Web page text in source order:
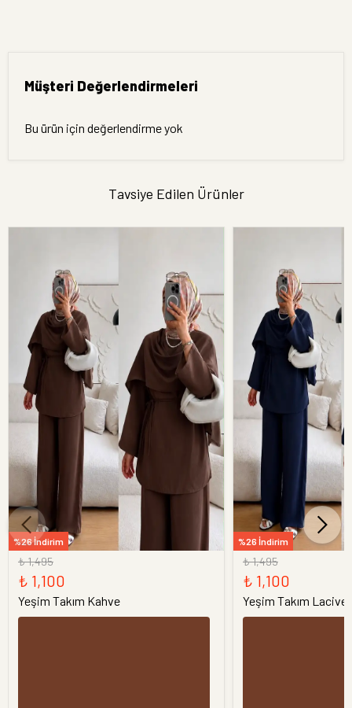
Müşteri Değerlendirmeleri
Bu ürün için değerlendirme yok
Tavsiye Edilen Ürünler
%26 İndirim
₺ 1,495
₺ 1,100
Yeşim Takım Kahve
%26 İndirim
₺ 1,495
₺ 1,100
Yeşim Takım